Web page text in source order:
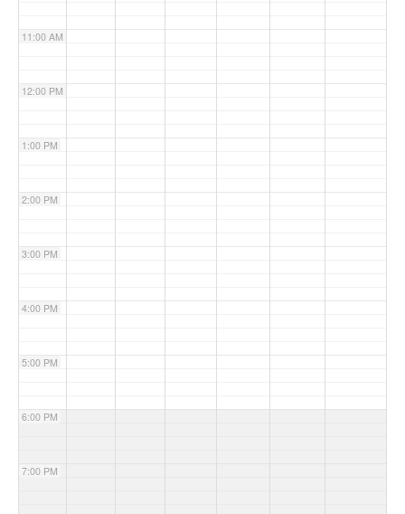
11:00 AM
12:00 PM
1:00 PM
2:00 PM
3:00 PM
4:00 PM
5:00 PM
6:00 PM
7:00 PM